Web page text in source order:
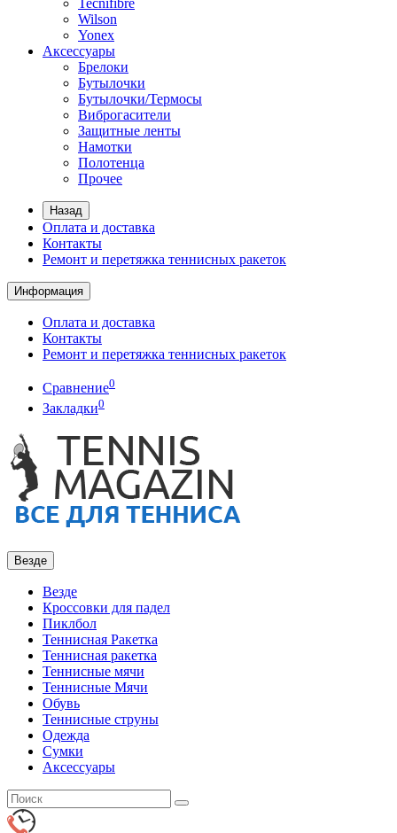
Tecnifibre
Wilson
Yonex
Аксессуары
Брелоки
Бутылочки
Бутылочки/Термосы
Виброгасители
Защитные ленты
Намотки
Полотенца
Прочее
Назад
Оплата и доставка
Контакты
Ремонт и перетяжка теннисных ракеток
Информация
Оплата и доставка
Контакты
Ремонт и перетяжка теннисных ракеток
Сравнение0
Закладки0
Везде
Везде
Кроссовки для падел
Пиклбол
Теннисная Ракетка
Теннисная ракетка
Теннисные мячи
Теннисные Мячи
Обувь
Теннисные струны
Одежда
Сумки
Аксессуары